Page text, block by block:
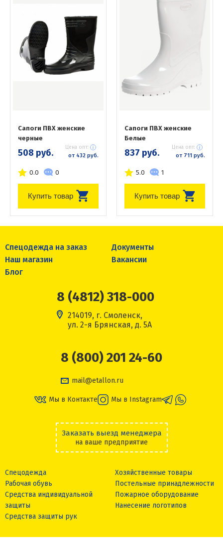
Сапоги ПВХ женские
черные
508 руб. Цена опт:
от 432 руб.
0.0 0
Купить товар
Сапоги ПВХ женские
Белые
837 руб. Цена опт:
от 711 руб.
5.0 1
Купить товар
Спецодежда на заказ
Документы
Наш магазин
Вакансии
Блог
8 (4812) 318-000
214019, г. Смоленск,
ул. 2-я Брянская, д. 5А
8 (800) 201 24-60
mail@etallon.ru
Мы в Контакте Мы в Instagram
Заказать выезд менеджера
на ваше предприятие
Спецодежда
Рабочая обувь
Средства индивидуальной
защиты
Средства защиты рук
Хозяйственные товары
Постельные принадлежности
Пожарное оборудование
Нанесение логотипов